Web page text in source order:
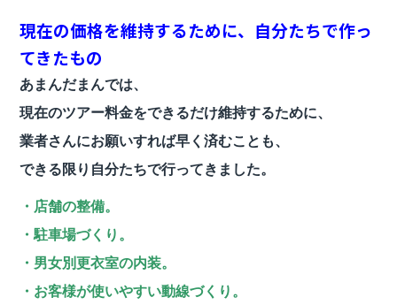
現在の価格を維持するために、自分たちで作っ
てきたもの
あまんだまんでは、
現在のツアー料金をできるだけ維持するために、
業者さんにお願いすれば早く済むことも、
できる限り自分たちで行ってきました。
・店舗の整備。
・駐車場づくり。
・男女別更衣室の内装。
・お客様が使いやすい動線づくり。